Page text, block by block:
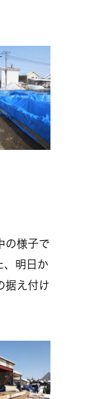
の様子で
、明日か
据え付け